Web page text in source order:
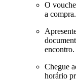
O
a compra.
encontro.
Chegue
horário